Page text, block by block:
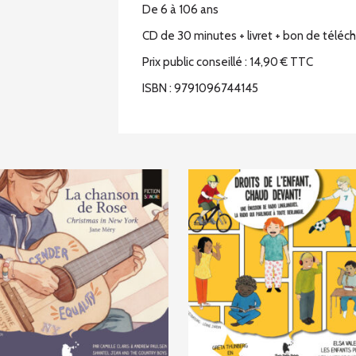
De 6 à 106 ans
CD de 30 minutes + livret + bon de
Prix public conseillé : 14,90 € TTC
ISBN : 9791096744145
produit
a
plusieurs
variations.
options
peuvent